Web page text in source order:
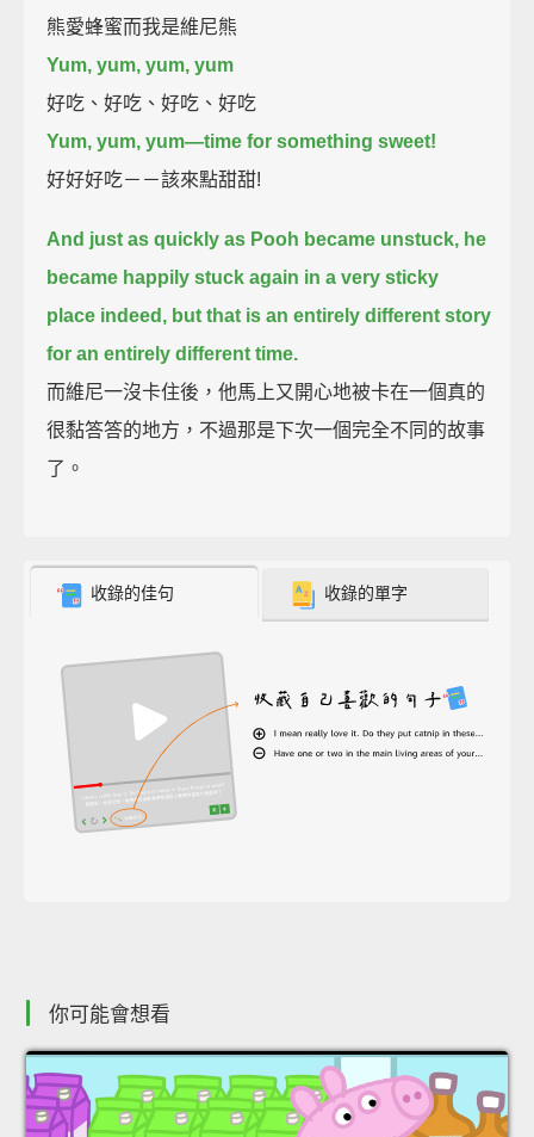
熊愛蜂蜜而我是維尼熊
Yum, yum, yum, yum
好吃、好吃、好吃、好吃
Yum, yum, yum—time for something sweet!
好好好吃－－該來點甜甜!
And just as quickly as Pooh became unstuck, he
became happily stuck again in a very sticky
place indeed, but that is an entirely different story
for an entirely different time.
而維尼一沒卡住後，他馬上又開心地被卡在一個真的
很黏答答的地方，不過那是下次一個完全不同的故事
了。
收錄的佳句 收錄的單字
你可能會想看